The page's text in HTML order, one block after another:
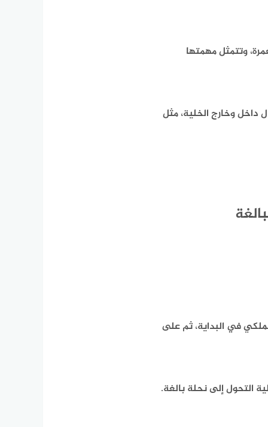
وتتمثل مهمتها
داخل وخارج الخلية، مثل
في البداية، ثم على
التحول إلى نحلة بالغة.